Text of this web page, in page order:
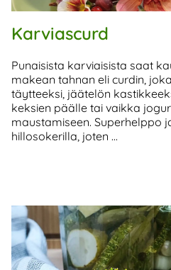
Karviascurd
Punaisista karviaisista saat
makean tahnan eli curdin,
täytteeksi, jäätelön
keksien päälle tai vaikka
maustamiseen. Superhelppo
hillosokerilla, joten ...